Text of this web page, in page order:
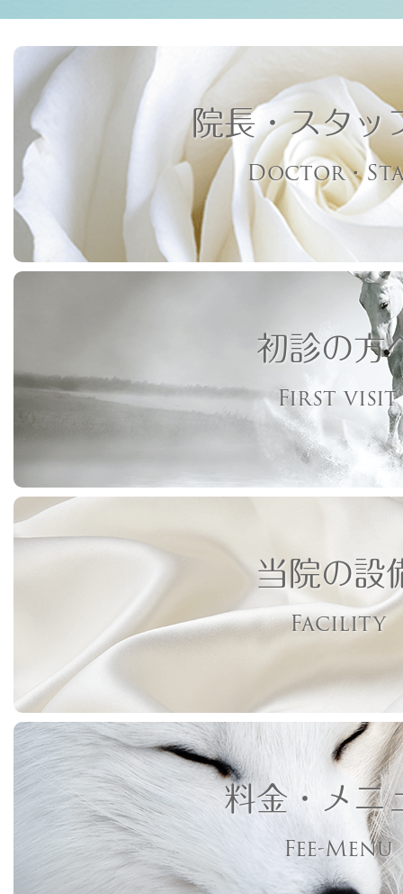
院長・スタッ
Doctor・
初診の方
First visit
当院の設
Facility
料金・メニ
Fee-Menu